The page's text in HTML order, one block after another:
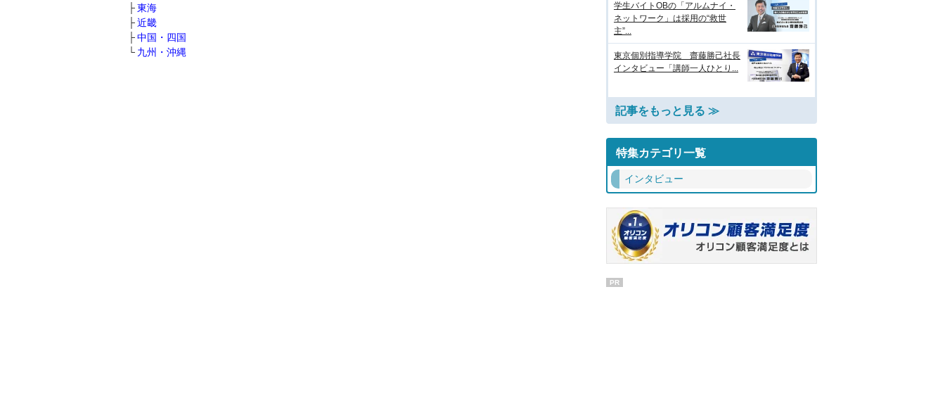
東海
近畿
中国・四国
九州・沖縄
学生バイトOBの「アルムナイ・
ネットワーク」は採用の“救世
主”...
東京個別指導学院 齋藤勝己社長
インタビュー「講師一人ひとり...
記事をもっと見る ≫
特集カテゴリ一覧
インタビュー
PR